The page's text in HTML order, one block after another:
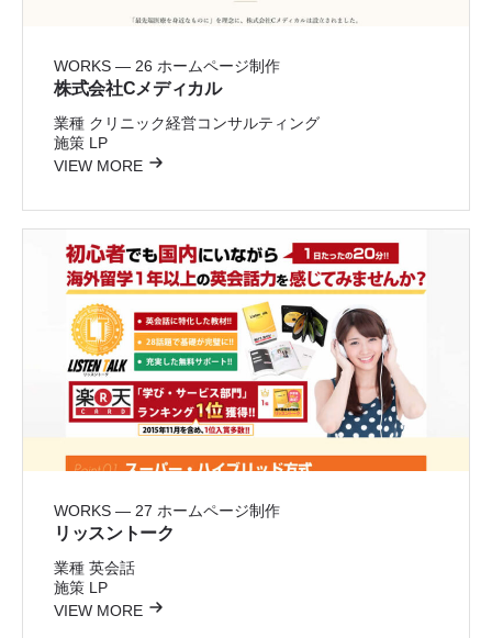
WORKS — 26 ホームページ制作
株式会社Cメディカル
業種 クリニック経営コンサルティング
施策 LP
VIEW MORE
WORKS — 27 ホームページ制作
リッスントーク
業種 英会話
施策 LP
VIEW MORE